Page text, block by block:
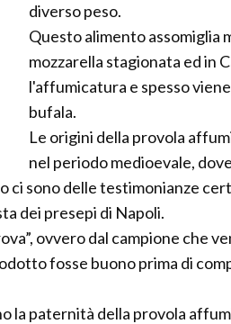
diverso peso.
Questo alimento assomiglia
mozzarella stagionata ed in
l'affumicatura e spesso
bufala.
Le origini della provola
nel periodo medioevale,
ci sono delle testimonianze
dei presepi di Napoli.
ovvero dal campione che
fosse buono prima di
la paternità della provola